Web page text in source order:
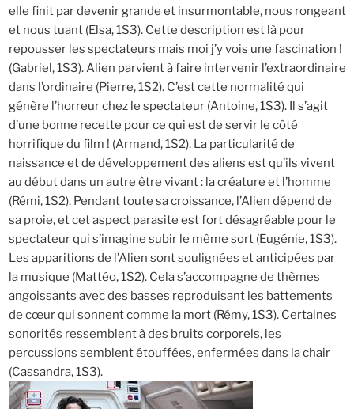
elle finit par devenir grande et insurmontable, nous rongeant
et nous tuant (Elsa, 1S3). Cette description est là pour
repousser les spectateurs mais moi j’y vois une fascination !
(Gabriel, 1S3). Alien parvient à faire intervenir l’extraordinaire
dans l’ordinaire (Pierre, 1S2). C’est cette normalité qui
génère l’horreur chez le spectateur (Antoine, 1S3). Il s’agit
d’une bonne recette pour ce qui est de servir le côté
horrifique du film ! (Armand, 1S2). La particularité de
naissance et de développement des aliens est qu’ils vivent
au début dans un autre être vivant : la créature et l’homme
(Rémi, 1S2). Pendant toute sa croissance, l’Alien dépend de
sa proie, et cet aspect parasite est fort désagréable pour le
spectateur qui s’imagine subir le même sort (Eugénie, 1S3).
Les apparitions de l’Alien sont soulignées et anticipées par
la musique (Mattéo, 1S2). Cela s’accompagne de thèmes
angoissants avec des basses reproduisant les battements
de cœur qui sonnent comme la mort (Rémy, 1S3). Certaines
sonorités ressemblent à des bruits corporels, les
percussions semblent étouffées, enfermées dans la chair
(Cassandra, 1S3).